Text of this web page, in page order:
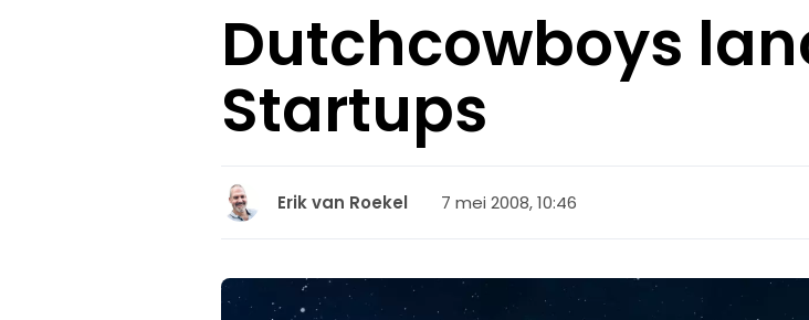
Dutchcowboys
Startups
Erik van Roekel 7 mei 2008, 10:46